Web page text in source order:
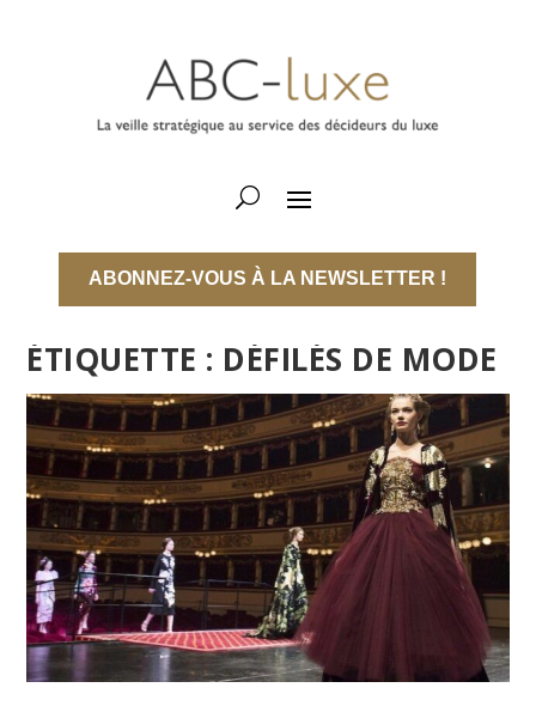
ABONNEZ-VOUS À LA NEWSLETTER !
ÉTIQUETTE : DÉFILÉS DE MODE